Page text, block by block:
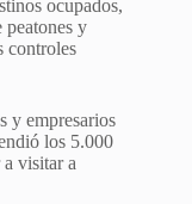
ocupados,
peatones y
controles
y empresarios
los 5.000
visitar a